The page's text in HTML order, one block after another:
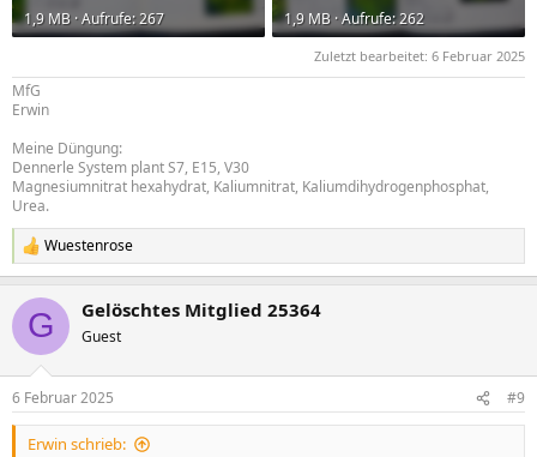
1,9 MB · Aufrufe: 267
1,9 MB · Aufrufe: 262
Zuletzt bearbeitet: 6 Februar 2025
MfG
Erwin
Meine Düngung:
Dennerle System plant S7, E15, V30
Magnesiumnitrat hexahydrat, Kaliumnitrat, Kaliumdihydrogenphosphat,
Urea.
R
e
k
i
e
n
Wuestenrose
G Gelöschtes Mitglied 25364
Guest
6 Februar 2025 #9
Erwin schrieb: